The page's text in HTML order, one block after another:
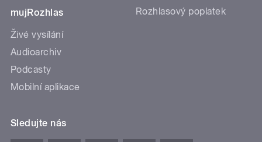
mujRozhlas
Živé vysílání
Audioarchiv
Podcasty
Mobilní aplikace
Rozhlasový poplatek
Sledujte nás